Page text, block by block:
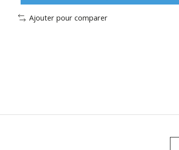
Ajouter pour comparer